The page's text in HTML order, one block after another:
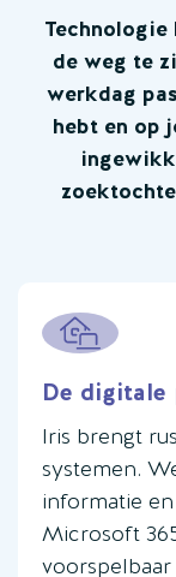
de weg te
werkdag
hebt en op
De
Iris brengt
systemen.
informatie
Microsoft
voorspelbaar